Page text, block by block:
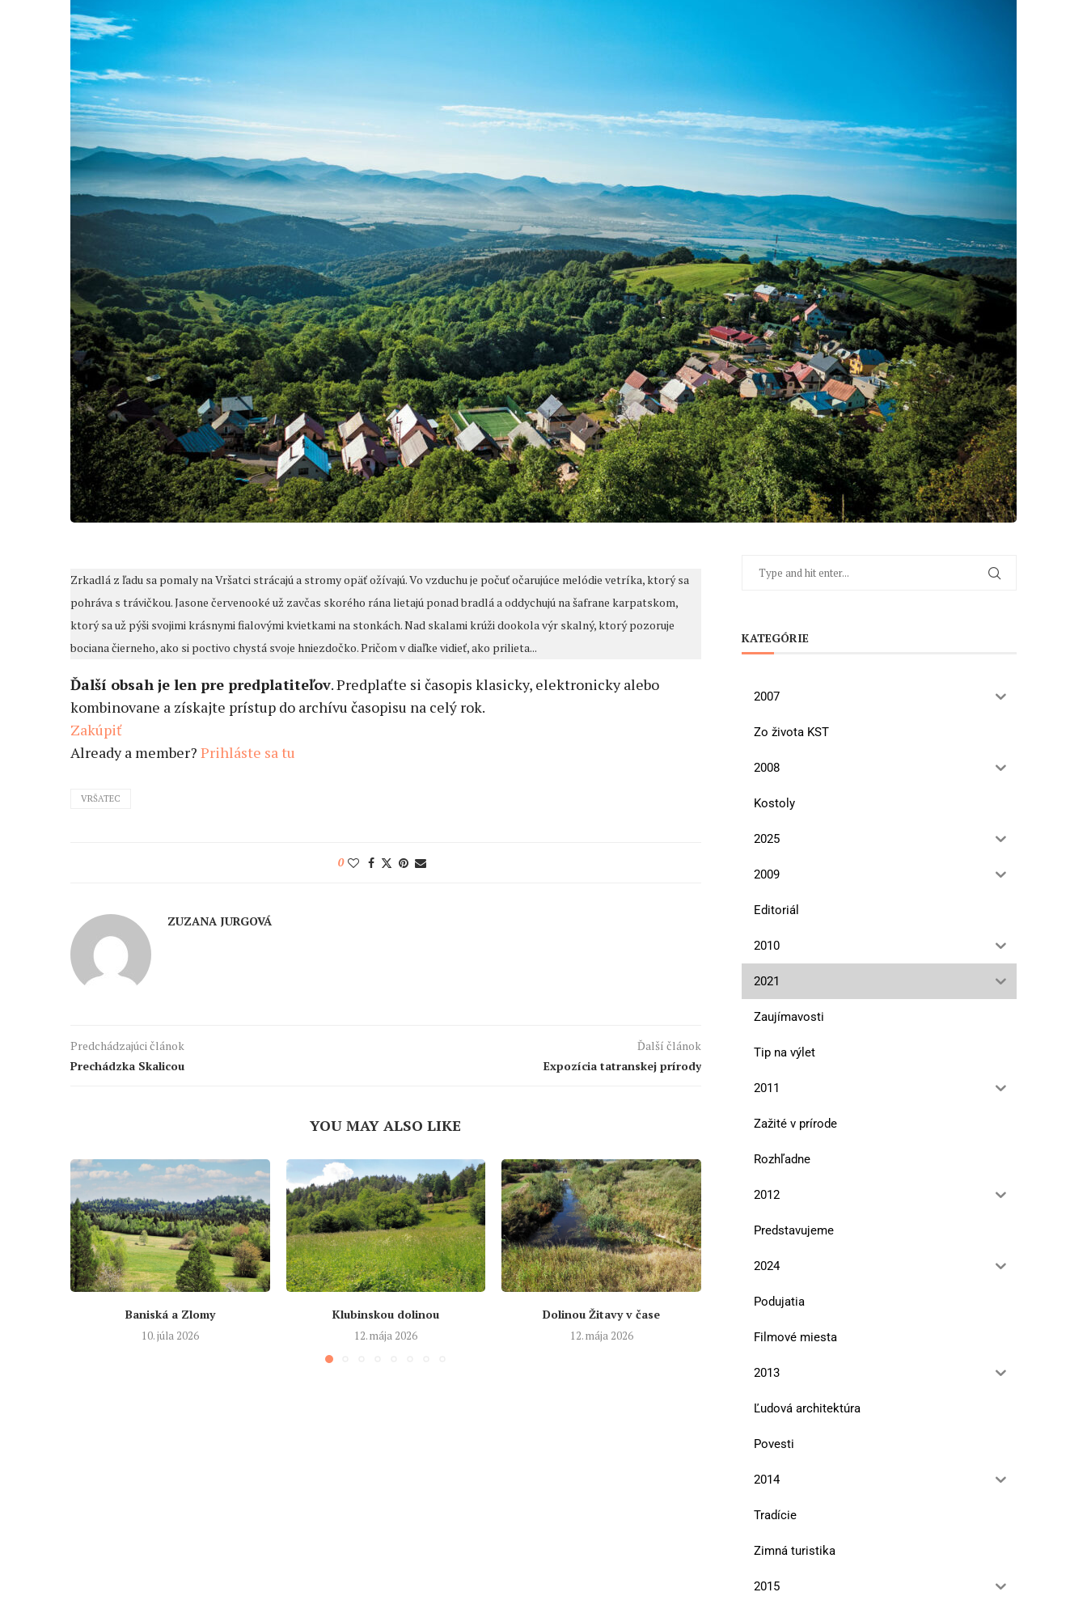
Zrkadlá z ľadu sa pomaly na Vršatci strácajú a stromy opäť ožívajú. Vo vzduchu je počuť očarujúce melódie vetríka, ktorý sa
pohráva s trávičkou. Jasone červenooké už zavčas skorého rána lietajú ponad bradlá a oddychujú na šafrane karpatskom,
ktorý sa už pýši svojimi krásnymi fialovými kvietkami na stonkách. Nad skalami krúži dookola výr skalný, ktorý pozoruje
bociana čierneho, ako si poctivo chystá svoje hniezdočko. Pričom v diaľke vidieť, ako prilieta...
Ďalší obsah je len pre predplatiteľov. Predplaťte si časopis klasicky, elektronicky alebo
kombinovane a získajte prístup do archívu časopisu na celý rok.
Zakúpiť
Already a member? Prihláste sa tu
VRŠATEC
0
ZUZANA JURGOVÁ
Predchádzajúci článok
Prechádzka Skalicou
Ďalší článok
Expozícia tatranskej prírody
YOU MAY ALSO LIKE
Baniská a Zlomy
10. júla 2026
Klubinskou dolinou
12. mája 2026
Dolinou Žitavy v čase
12. mája 2026 10. marca 2026
KATEGÓRIE
2007
Zo života KST
2008
Kostoly
2025
2009
Editoriál
2010
2021
Zaujímavosti
Tip na výlet
2011
Zažité v prírode
Rozhľadne
2012
Predstavujeme
2024
Podujatia
Filmové miesta
2013
Ľudová architektúra
Povesti
2014
Tradície
Zimná turistika
2015